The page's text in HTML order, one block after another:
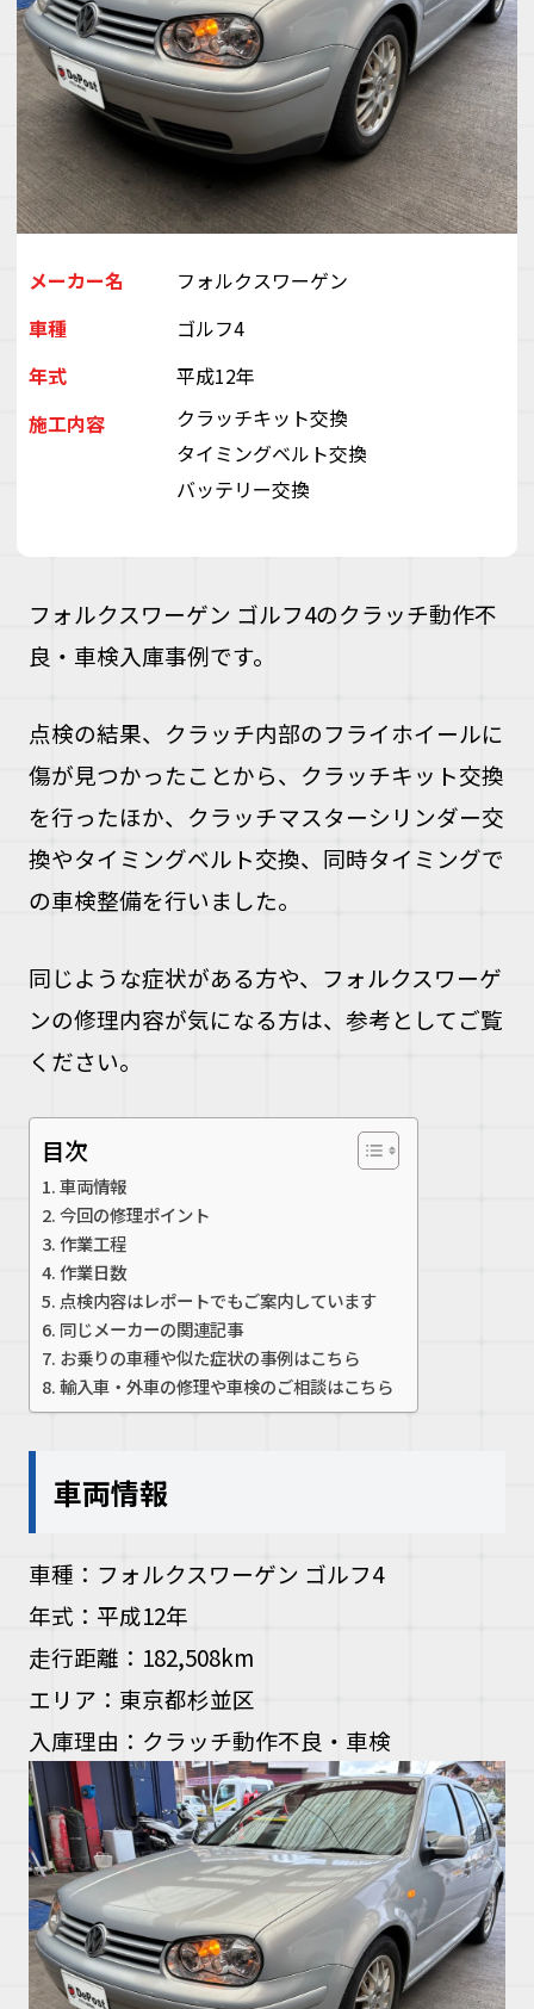
メーカー名
フォルクスワーゲン
車種
ゴルフ4
年式
平成12年
施工内容
クラッチキット交換
タイミングベルト交換
バッテリー交換
フォルクスワーゲン ゴルフ4のクラッチ動作不
良・車検入庫事例です。
点検の結果、クラッチ内部のフライホイールに
傷が見つかったことから、クラッチキット交換
を行ったほか、クラッチマスターシリンダー交
換やタイミングベルト交換、同時タイミングで
の車検整備を行いました。
同じような症状がある方や、フォルクスワーゲ
ンの修理内容が気になる方は、参考としてご覧
ください。
目次
車両情報
今回の修理ポイント
作業工程
作業日数
点検内容はレポートでもご案内しています
同じメーカーの関連記事
お乗りの車種や似た症状の事例はこちら
輸入車・外車の修理や車検のご相談はこちら
車両情報
車種：フォルクスワーゲン ゴルフ4
年式：平成12年
走行距離：182,508km
エリア：東京都杉並区
入庫理由：クラッチ動作不良・車検